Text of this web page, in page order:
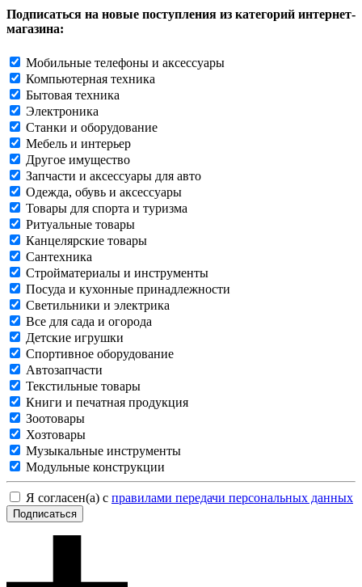
Подписаться на новые поступления из категорий интернет-
магазина:
Мобильные телефоны и аксессуары
Компьютерная техника
Бытовая техника
Электроника
Станки и оборудование
Мебель и интерьер
Другое имущество
Запчасти и аксессуары для авто
Одежда, обувь и аксессуары
Товары для спорта и туризма
Ритуальные товары
Канцелярские товары
Сантехника
Стройматериалы и инструменты
Посуда и кухонные принадлежности
Светильники и электрика
Все для сада и огорода
Детские игрушки
Спортивное оборудование
Автозапчасти
Текстильные товары
Книги и печатная продукция
Зоотовары
Хозтовары
Музыкальные инструменты
Модульные конструкции
Я согласен(а) с правилами передачи персональных данных
Подписаться